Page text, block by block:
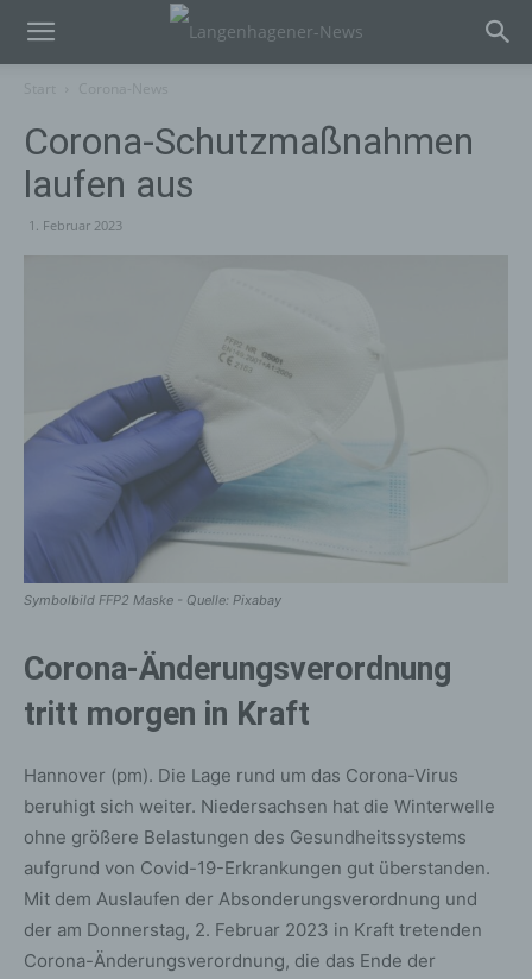
Corona-Schutzmaßnahmen
laufen aus
1. Februar 2023
Symbolbild FFP2 Maske - Quelle: Pixabay
Corona-Änderungsverordnung
tritt morgen in Kraft
Hannover (pm). Die Lage rund um das Corona-Virus
beruhigt sich weiter. Niedersachsen hat die Winterwelle
ohne größere Belastungen des Gesundheitssystems
aufgrund von Covid-19-Erkrankungen gut überstanden.
Mit dem Auslaufen der Absonderungsverordnung und
der am Donnerstag, 2. Februar 2023 in Kraft tretenden
Corona-Änderungsverordnung, die das Ende der